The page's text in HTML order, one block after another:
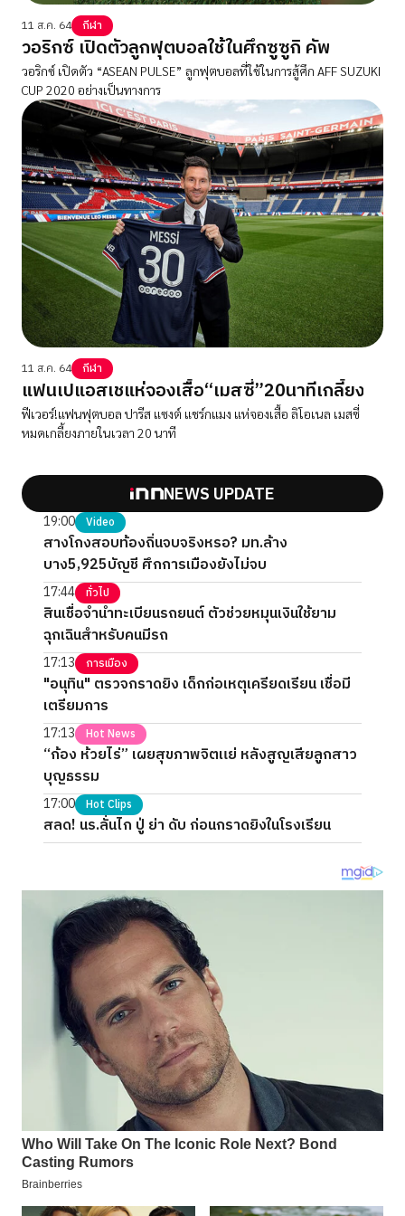
11 ส.ค. 64 กีฬา
วอริกซ์ เปิดตัวลูกฟุตบอลใช้ในศึกซูซูกิ คัพ
วอริกซ์ เปิดตัว “ASEAN PULSE” ลูกฟุตบอลที่ใช้ในการสู้ศึก AFF SUZUKI
CUP 2020 อย่างเป็นทางการ
11 ส.ค. 64 กีฬา
แฟนเปแอสเชแห่จองเสื้อ“เมสซี่”20นาทีเกลี้ยง
ฟีเวอร์!แฟนฟุตบอล ปารีส แซงต์ แชร์กแมง แห่จองเสื้อ ลิโอเนล เมสซี่
หมดเกลี้ยงภายในเวลา 20 นาที
NEWS UPDATE
19:00 Video
สางโกงสอบท้องถิ่นจบจริงหรอ? มท.ล้าง
บาง5,925บัญชี ศึกการเมืองยังไม่จบ
17:44 ทั่วไป
สินเชื่อจำนำทะเบียนรถยนต์ ตัวช่วยหมุนเงินใช้ยาม
ฉุกเฉินสำหรับคนมีรถ
17:13 การเมือง
"อนุทิน" ตรวจกราดยิง เด็กก่อเหตุเครียดเรียน เชื่อมี
เตรียมการ
17:13 Hot News
“ก้อง ห้วยไร่” เผยสุขภาพจิตแย่ หลังสูญเสียลูกสาว
บุญธรรม
17:00 Hot Clips
สลด! นร.ลั่นไก ปู่ ย่า ดับ ก่อนกราดยิงในโรงเรียน